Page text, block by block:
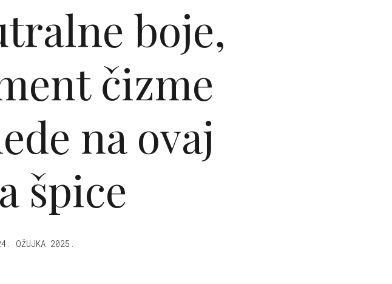
boje,
čizme
na ovaj
špice
OŽUJKA 2025.